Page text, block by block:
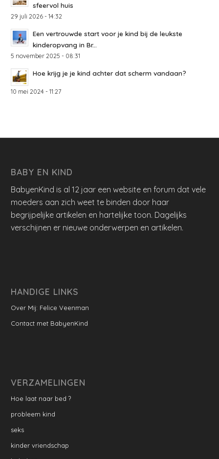
sfeervol huis
29 juli 2026 - 14:32
Een vertrouwde start voor je kind bij de leukste
kinderopvang in Br...
5 november 2025 - 08:31
Hoe krijg je je kind achter dat scherm vandaan?
10 mei 2024 - 11:27
BABY EN KIND
BabyenKind is al 12 jaar een website en forum dat vele
moeders aan zich weet te binden door haar
begrijpelijke artikelen en hartelijke toon. Dagelijks
verschijnen er nieuwe onderwerpen en artikelen.
HANDIGE LINKS
Over Mij: Felice Veenman
Contact met BabyenKind
VERZAMELINGEN
Hoe laat naar bed ?
probleem kind
seks
kinder vriendschap